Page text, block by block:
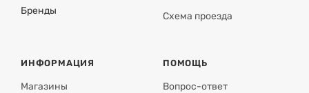
Бренды
Схема проезда
ИНФОРМАЦИЯ
Магазины
ПОМОЩЬ
Вопрос-ответ